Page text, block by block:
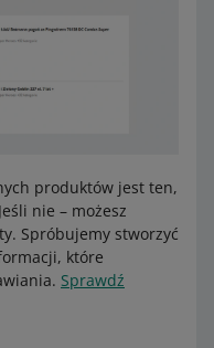
produktów jest ten,
nie – możesz
Spróbujemy stworzyć
które
Sprawdź